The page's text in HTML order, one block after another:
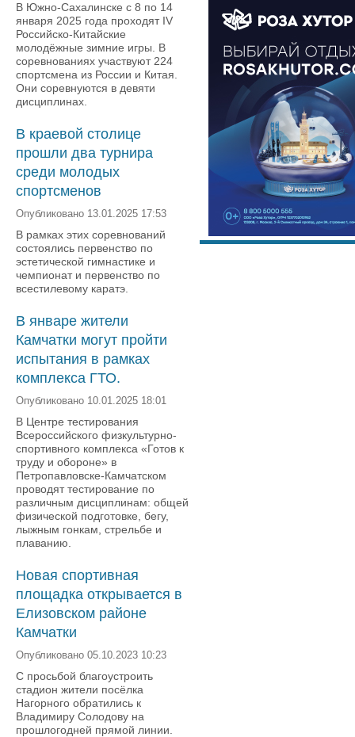
В Южно-Сахалинске с 8 по 14
января 2025 года проходят IV
Российско-Китайские
молодёжные зимние игры. В
соревнованиях участвуют 224
спортсмена из России и Китая.
Они соревнуются в девяти
дисциплинах.
В краевой столице
прошли два турнира
среди молодых
спортсменов
Опубликовано 13.01.2025 17:53
В рамках этих соревнований
состоялись первенство по
эстетической гимнастике и
чемпионат и первенство по
всестилевому каратэ.
В январе жители
Камчатки могут пройти
испытания в рамках
комплекса ГТО.
Опубликовано 10.01.2025 18:01
В Центре тестирования
Всероссийского физкультурно-
спортивного комплекса «Готов к
труду и обороне» в
Петропавловске-Камчатском
проводят тестирование по
различным дисциплинам: общей
физической подготовке, бегу,
лыжным гонкам, стрельбе и
плаванию.
Новая спортивная
площадка открывается в
Елизовском районе
Камчатки
Опубликовано 05.10.2023 10:23
С просьбой благоустроить
стадион жители посёлка
Нагорного обратились к
Владимиру Солодову на
прошлогодней прямой линии.